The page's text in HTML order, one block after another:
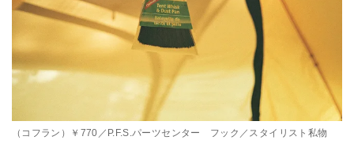
（コフラン）￥770／P.F.S.パーツセンター フック／スタイリスト私物